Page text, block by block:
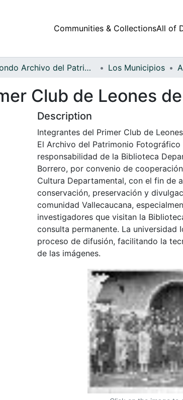
Communities & CollectionsAll of
Fondo Archivo del Patrimonio Fotográfico y Fílmico del Valle del Cauca Los Municipios
Club de Leones
Description
Integrantes del Primer Club de
El Archivo del Patrimonio
responsabilidad de la Biblioteca
Borrero, por convenio de
Cultura Departamental, con el fin de
conservación, preservación y
comunidad Vallecaucana,
investigadores que visitan la
consulta permanente. La universidad
proceso de difusión, facilitando la
de las imágenes.